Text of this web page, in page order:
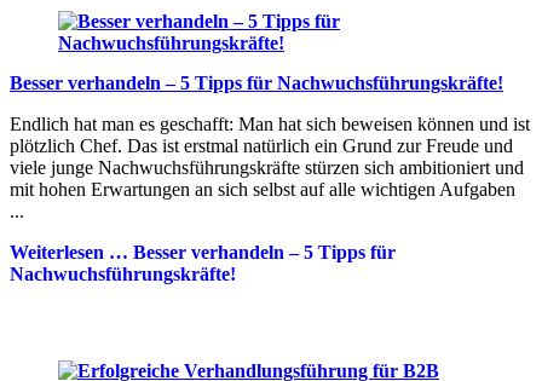
Besser verhandeln – 5 Tipps für Nachwuchsführungskräfte!
Endlich hat man es geschafft: Man hat sich beweisen können und ist
plötzlich Chef. Das ist erstmal natürlich ein Grund zur Freude und
viele junge Nachwuchsführungskräfte stürzen sich ambitioniert und
mit hohen Erwartungen an sich selbst auf alle wichtigen Aufgaben
...
Weiterlesen … Besser verhandeln – 5 Tipps für
Nachwuchsführungskräfte!